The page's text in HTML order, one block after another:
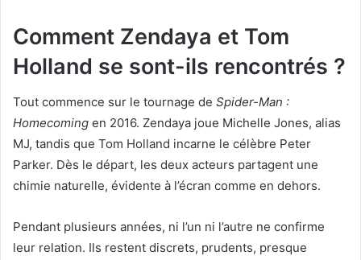
Comment Zendaya et Tom
Holland se sont-ils rencontrés ?
Tout commence sur le tournage de Spider-Man :
Homecoming en 2016. Zendaya joue Michelle Jones, alias
MJ, tandis que Tom Holland incarne le célèbre Peter
Parker. Dès le départ, les deux acteurs partagent une
chimie naturelle, évidente à l’écran comme en dehors.
Pendant plusieurs années, ni l’un ni l’autre ne confirme
leur relation. Ils restent discrets, prudents, presque